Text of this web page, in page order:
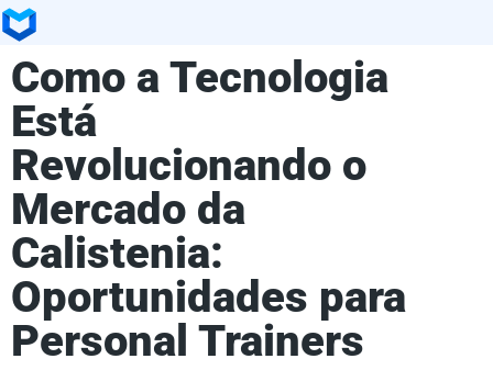
Como a Tecnologia
Está
Revolucionando o
Mercado da
Calistenia:
Oportunidades para
Personal Trainers